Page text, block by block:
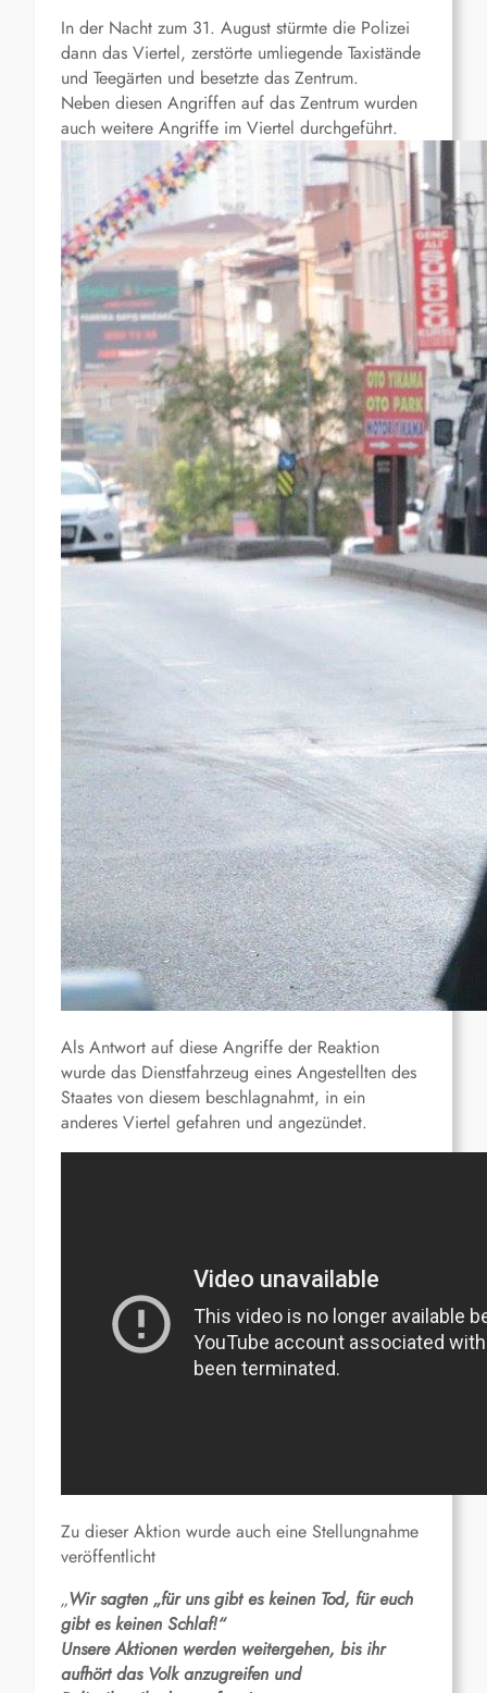
In der Nacht zum 31. August stürmte die Polizei
dann das Viertel, zerstörte umliegende Taxistände
und Teegärten und besetzte das Zentrum.
Neben diesen Angriffen auf das Zentrum wurden
auch weitere Angriffe im Viertel durchgeführt.
Als Antwort auf diese Angriffe der Reaktion
wurde das Dienstfahrzeug eines Angestellten des
Staates von diesem beschlagnahmt, in ein
anderes Viertel gefahren und angezündet.
Zu dieser Aktion wurde auch eine Stellungnahme
veröffentlicht
„Wir sagten „für uns gibt es keinen Tod, für euch
gibt es keinen Schlaf!“
Unsere Aktionen werden weitergehen, bis ihr
aufhört das Volk anzugreifen und